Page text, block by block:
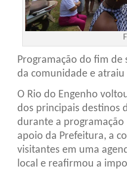
Programação do fim
da comunidade e atraiu
O Rio do Engenho
dos principais destinos
durante a programação
apoio da Prefeitura, a
visitantes em uma
local e reafirmou a